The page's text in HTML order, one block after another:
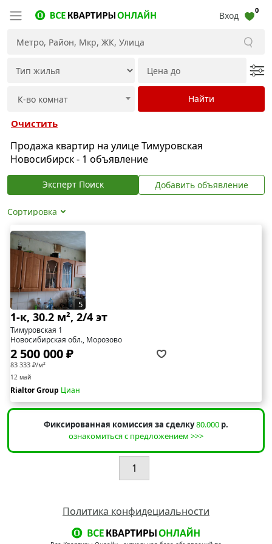
Вход 0
Очистить
Продажа квартир на улице Тимуровская
Новосибирск - 1 объявление
Эксперт Поиск Добавить объявление
Сортировка
5
1-к, 30.2 м², 2/4 эт
Тимуровская 1
Новосибирская обл., Морозово
2 500 000 ₽
83 333 ₽/м²
12 май
Rialtor Group Циан
Фиксированная комиссия за сделку80.000 р.
ознакомиться с предложением >>>
1
Политика конфидециальности